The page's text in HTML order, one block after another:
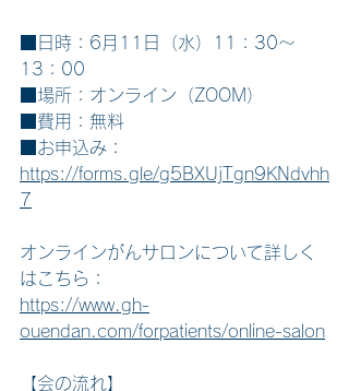
■日時：6月11日（水）11：30～
13：00
■場所：オンライン（ZOOM）
■費用：無料
■お申込み：
https://forms.gle/g5BXUjTgn9KNdvhh
7
オンラインがんサロンについて詳しく
はこちら：
https://www.gh-
ouendan.com/forpatients/online-salon
【会の流れ】